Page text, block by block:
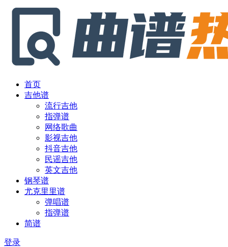
首页
吉他谱
流行吉他
指弹谱
网络歌曲
影视吉他
抖音吉他
民谣吉他
英文吉他
钢琴谱
尤克里里谱
弹唱谱
指弹谱
简谱
登录